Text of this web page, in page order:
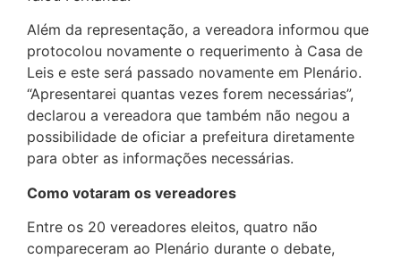
Além da representação, a vereadora informou que
protocolou novamente o requerimento à Casa de
Leis e este será passado novamente em Plenário.
“Apresentarei quantas vezes forem necessárias”,
declarou a vereadora que também não negou a
possibilidade de oficiar a prefeitura diretamente
para obter as informações necessárias.
Como votaram os vereadores
Entre os 20 vereadores eleitos, quatro não
compareceram ao Plenário durante o debate,